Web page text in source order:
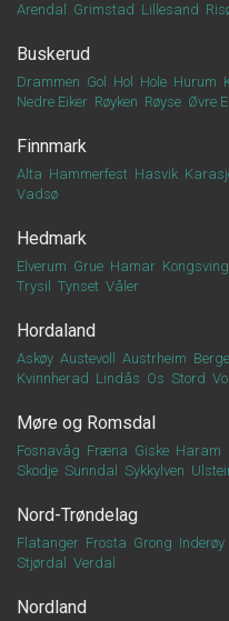
Arendal Grimstad Lillesand
Buskerud
Drammen Gol Hol Hole Hurum
Nedre Eiker Røyken Røyse Øvre
Finnmark
Alta Hammerfest Hasvik
Vadsø
Hedmark
Elverum Grue Hamar
Trysil
Tynset Våler
Hordaland
Askøy Austevoll Austrheim
Kvinnherad Lindås Os Stord
Møre og Romsdal
Fosnavåg Fræna Giske Haram
Skodje Sunndal Sykkylven
Nord-Trøndelag
Flatanger Frosta Grong Inderøy
Stjørdal
Verdal
Nordland